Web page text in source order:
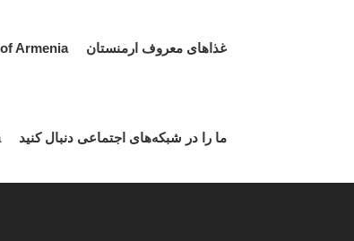
غذاهای معروف ارمنستان Famous foods of Armenia
ما را در شبکه‌های اجتماعی دنبال کنید Follow us on social media